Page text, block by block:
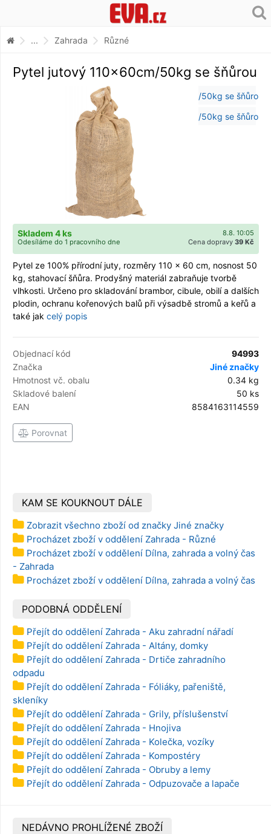
... Zahrada Různé
Pytel jutový 110x60cm/50kg se šňůrou
8.8. 10:05
Skladem 4 ks
Cena dopravy 39 Kč
Odesíláme do 1 pracovního dne
Pytel ze 100% přírodní juty, rozměry 110 × 60 cm, nosnost 50
kg, stahovací šňůra. Prodyšný materiál zabraňuje tvorbě
vlhkosti. Určeno pro skladování brambor, cibule, obilí a dalších
plodin, ochranu kořenových balů při výsadbě stromů a keřů a
také jak celý popis
Objednací kód
94993
Značka
Jiné značky
Hmotnost vč. obalu
0.34 kg
Skladové balení
50 ks
EAN
8584163114559
Porovnat
KAM SE KOUKNOUT DÁLE
Zobrazit všechno zboží od značky Jiné značky
Procházet zboží v oddělení Zahrada - Různé
Procházet zboží v oddělení Dílna, zahrada a volný čas
- Zahrada
Procházet zboží v oddělení Dílna, zahrada a volný čas
PODOBNÁ ODDĚLENÍ
Přejít do oddělení Zahrada - Aku zahradní nářadí
Přejít do oddělení Zahrada - Altány, domky
Přejít do oddělení Zahrada - Drtiče zahradního
odpadu
Přejít do oddělení Zahrada - Fóliáky, pařeniště,
skleníky
Přejít do oddělení Zahrada - Grily, příslušenství
Přejít do oddělení Zahrada - Hnojiva
Přejít do oddělení Zahrada - Kolečka, vozíky
Přejít do oddělení Zahrada - Kompostéry
Přejít do oddělení Zahrada - Obruby a lemy
Přejít do oddělení Zahrada - Odpuzovače a lapače
NEDÁVNO PROHLÍŽENÉ ZBOŽÍ